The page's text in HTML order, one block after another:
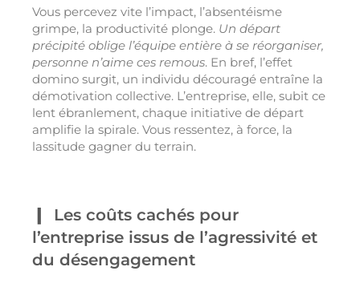
Vous percevez vite l’impact, l’absentéisme
grimpe, la productivité plonge. Un départ
précipité oblige l’équipe entière à se réorganiser,
personne n’aime ces remous. En bref, l’effet
domino surgit, un individu découragé entraîne la
démotivation collective. L’entreprise, elle, subit ce
lent ébranlement, chaque initiative de départ
amplifie la spirale. Vous ressentez, à force, la
lassitude gagner du terrain.
Les coûts cachés pour
l’entreprise issus de l’agressivité et
du désengagement